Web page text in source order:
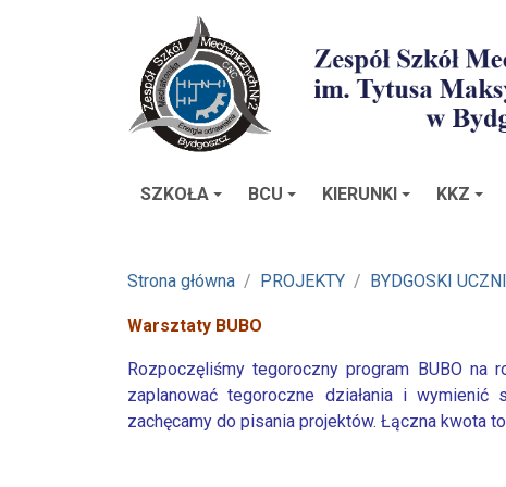
SZKOŁA BCU KIERUNKI KKZ
Strona główna PROJEKTY BYDGOSKI
Warsztaty BUBO
Rozpoczęliśmy tegoroczny program BUBO
zaplanować tegoroczne działania i
zachęcamy do pisania projektów. Łączna kwota